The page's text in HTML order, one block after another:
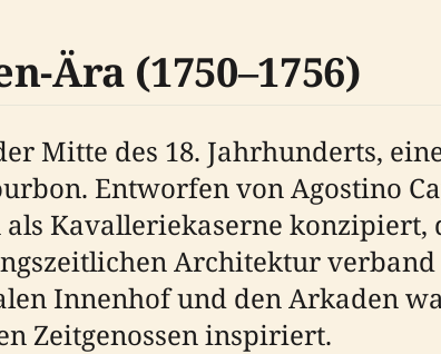
Ära (1750–1756)
Mitte des 18. Jahrhunderts,
Entworfen von Agostino
Kavalleriekaserne
Architektur verband
Innenhof und den Arkaden
Zeitgenossen inspiriert.